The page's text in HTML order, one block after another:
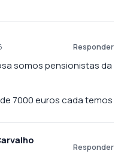
Responder
somos pensionistas da
7000 euros cada temos
Responder